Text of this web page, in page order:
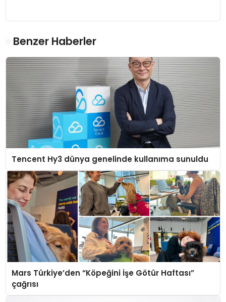
Benzer Haberler
Tencent Hy3 dünya genelinde kullanıma sunuldu
Mars Türkiye’den “Köpeğini İşe Götür Haftası”
çağrısı